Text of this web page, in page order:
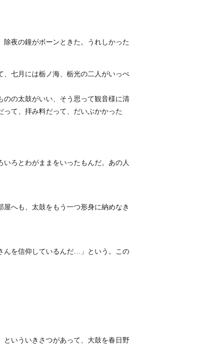
夜の鐘がボーンときた。うれしかった
七月には栃ノ海、栃光の二人がいっぺ
の太鼓がいい、そう思って観音様に清
て、拝み料だって、だいぶかかった
ろとわがままをいったもんだ。あの人
へも、太鼓をもう一つ形身に納めなき
んを信仰しているんだ…」という。この
いういきさつがあって、大鼓を春日野